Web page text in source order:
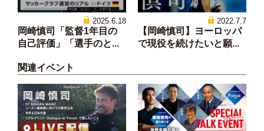
2025.6.18
岡崎慎司「監督1年目の
自己評価」「選手のと...
2022.7.7
【岡崎慎司】ヨーロッパ
で現役を続けたいと願...
関連イベント